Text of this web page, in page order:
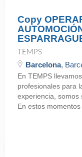
Copy
TEMPS
Barcelona,
En TEMPS
profesionales para
experiencia, somos
En estos momentos